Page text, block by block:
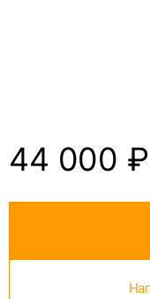
44 000 ₽